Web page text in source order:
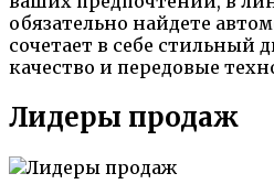
обязательно найдете
сочетает в себе стильный
качество и передовые
Лидеры продаж